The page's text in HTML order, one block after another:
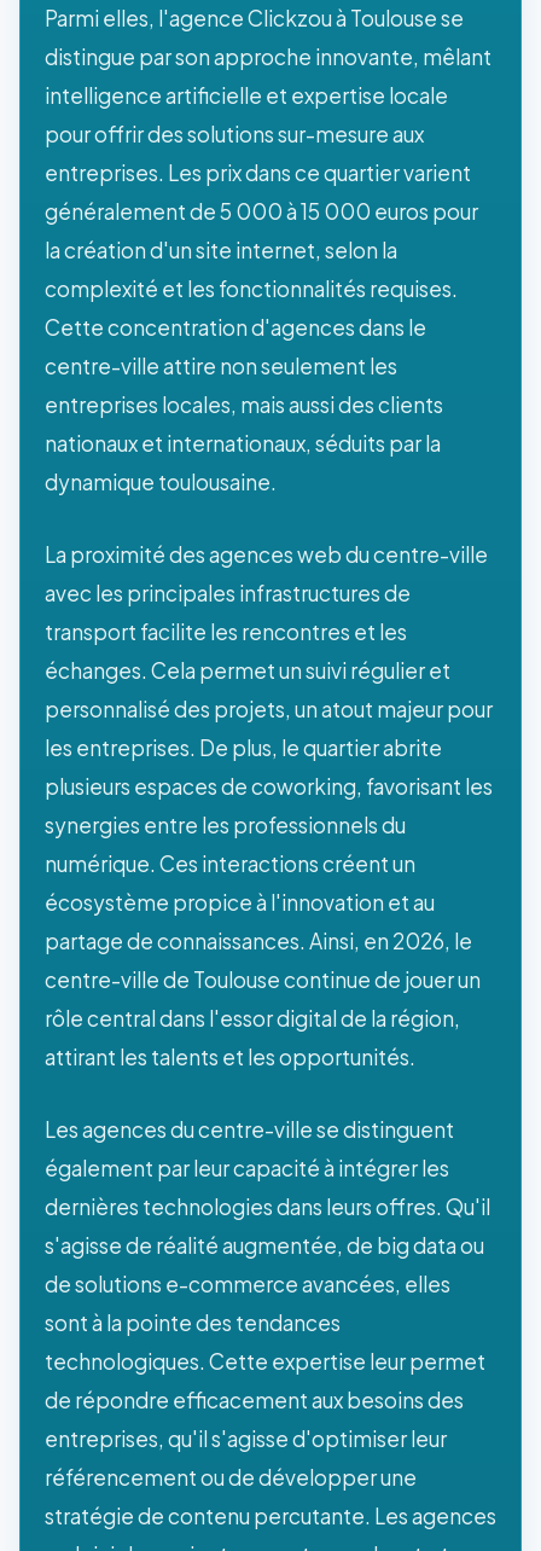
Parmi elles, l'agence Clickzou à Toulouse se
distingue par son approche innovante, mêlant
intelligence artificielle et expertise locale
pour offrir des solutions sur-mesure aux
entreprises. Les prix dans ce quartier varient
généralement de 5 000 à 15 000 euros pour
la création d'un site internet, selon la
complexité et les fonctionnalités requises.
Cette concentration d'agences dans le
centre-ville attire non seulement les
entreprises locales, mais aussi des clients
nationaux et internationaux, séduits par la
dynamique toulousaine.
La proximité des agences web du centre-ville
avec les principales infrastructures de
transport facilite les rencontres et les
échanges. Cela permet un suivi régulier et
personnalisé des projets, un atout majeur pour
les entreprises. De plus, le quartier abrite
plusieurs espaces de coworking, favorisant les
synergies entre les professionnels du
numérique. Ces interactions créent un
écosystème propice à l'innovation et au
partage de connaissances. Ainsi, en 2026, le
centre-ville de Toulouse continue de jouer un
rôle central dans l'essor digital de la région,
attirant les talents et les opportunités.
Les agences du centre-ville se distinguent
également par leur capacité à intégrer les
dernières technologies dans leurs offres. Qu'il
s'agisse de réalité augmentée, de big data ou
de solutions e-commerce avancées, elles
sont à la pointe des tendances
technologiques. Cette expertise leur permet
de répondre efficacement aux besoins des
entreprises, qu'il s'agisse d'optimiser leur
référencement ou de développer une
stratégie de contenu percutante. Les agences